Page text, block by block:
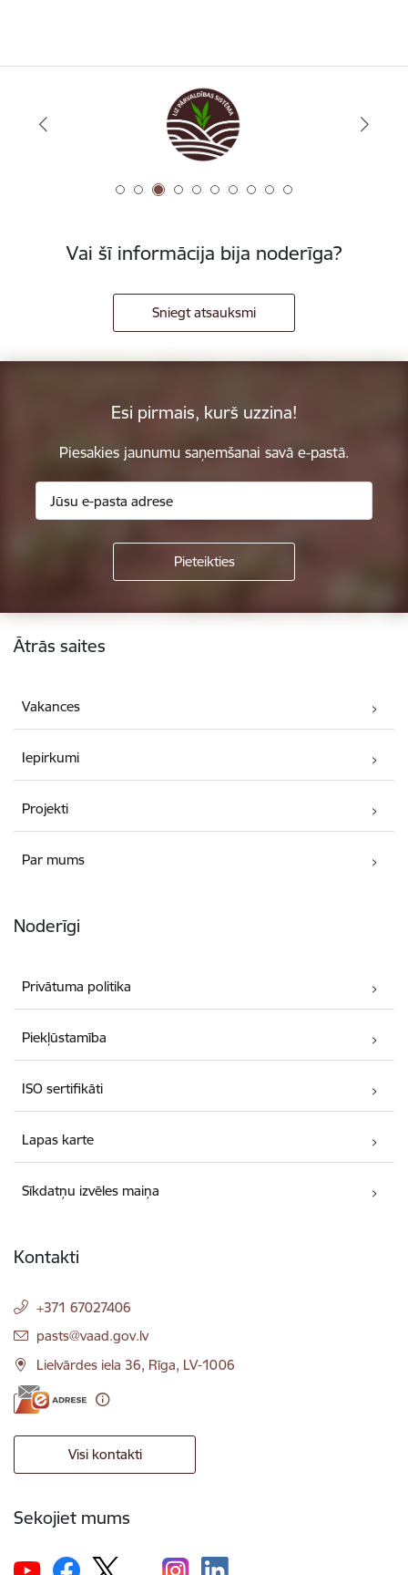
Vai šī informācija bija noderīga?
Sniegt atsauksmi
Esi pirmais, kurš uzzina!
Piesakies jaunumu saņemšanai savā e-pastā.
Kājene
Ātrās saites
Vakances
Iepirkumi
Projekti
Par mums
Noderīgi
Privātuma politika
Piekļūstamība
ISO sertifikāti
Lapas karte
Sīkdatņu izvēles maiņa
Kontakti
+371 67027406
E-pasts:
pasts@vaad.gov.lv
Lielvārdes iela 36, Rīga, LV-1006
Visi kontakti
Sekojiet mums